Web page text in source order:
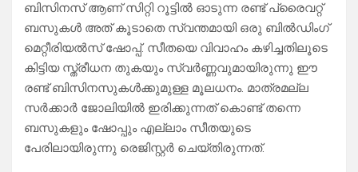
ബിസിനസ് ആണ് സിറ്റി റൂട്ടിൽ ഓടുന്ന രണ്ട് പ്രൈവറ്റ്
ബസുകൾ അത് കൂടാതെ സ്വന്തമായി ഒരു ബിൽഡിംഗ്‌
മെറ്റീരിയൽസ് ഷോപ്പ്. സീതയെ വിവാഹം കഴിച്ചതിലൂടെ
കിട്ടിയ സ്ത്രീധന തുകയും സ്വർണ്ണവുമായിരുന്നു ഈ
രണ്ട് ബിസിനസുകൾക്കുമുള്ള മൂലധനം. മാത്രമല്ല
സർക്കാർ ജോലിയിൽ ഇരിക്കുന്നത് കൊണ്ട് തന്നെ
ബസുകളും ഷോപ്പും എല്ലാം സീതയുടെ
പേരിലായിരുന്നു രെജിസ്റ്റർ ചെയ്തിരുന്നത്.